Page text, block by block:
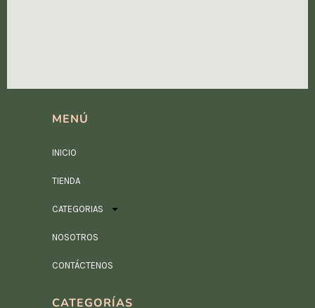
MENÚ
INICIO
TIENDA
CATEGORIAS
NOSOTROS
CONTÁCTENOS
CATEGORÍAS